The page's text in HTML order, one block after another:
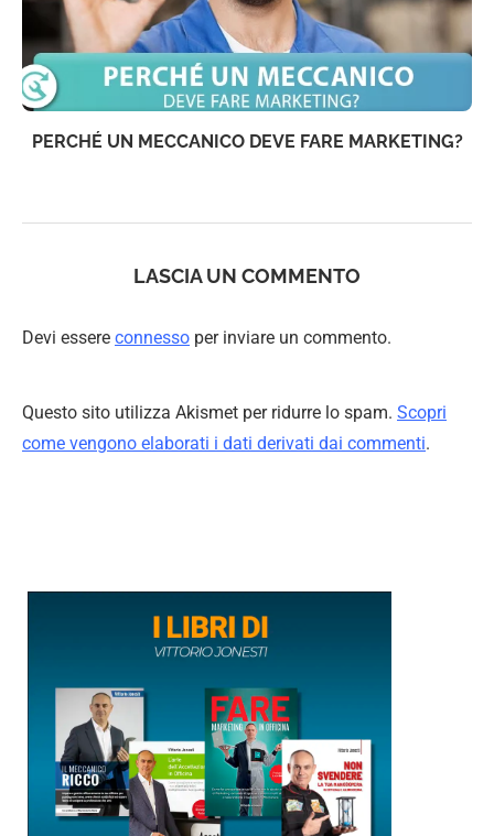
PERCHÉ UN MECCANICO DEVE FARE MARKETING?
LASCIA UN COMMENTO
Devi essere connesso per inviare un commento.
Questo sito utilizza Akismet per ridurre lo spam. Scopri
come vengono elaborati i dati derivati dai commenti.